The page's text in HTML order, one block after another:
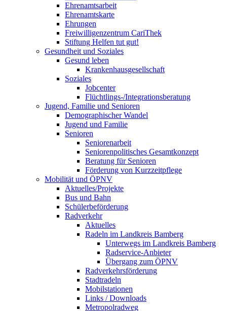
Ehrenamtsarbeit
Ehrenamtskarte
Ehrungen
Freiwilligenzentrum CariThek
Stiftung Helfen tut gut!
Gesundheit und Soziales
Gesund leben
Krankenhausgesellschaft
Soziales
Jobcenter
Flüchtlings-/Integrationsberatung
Jugend, Familie und Senioren
Demographischer Wandel
Jugend und Familie
Senioren
Seniorenarbeit
Seniorenpolitisches Gesamtkonzept
Beratung für Senioren
Förderung von Kurzzeitpflege
Mobilität und ÖPNV
Aktuelles/Projekte
Bus und Bahn
Schülerbeförderung
Radverkehr
Aktuelles
Radeln im Landkreis Bamberg
Unterwegs im Landkreis Bamberg
Radservice-Anbieter
Übergang zum ÖPNV
Radverkehrsförderung
Stadtradeln
Mobilstationen
Links / Downloads
Metropolradweg